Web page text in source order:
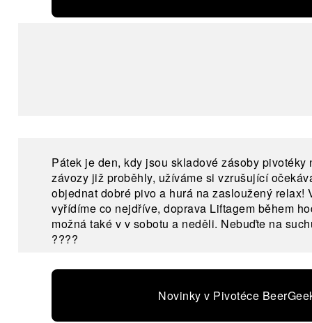
Pátek je den, kdy jsou skladové zásoby pivotéky
závozy již proběhly, užíváme si vzrušující
objednat dobré pivo a hurá na zasloužený relax!
vyřídíme co nejdříve, doprava Liftagem během
možná také v v sobotu a neděli. Nebuďte na
????
Novinky v Pivotéce